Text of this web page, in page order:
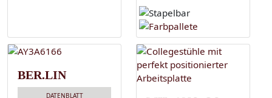
BER.LIN
DATENBLATT